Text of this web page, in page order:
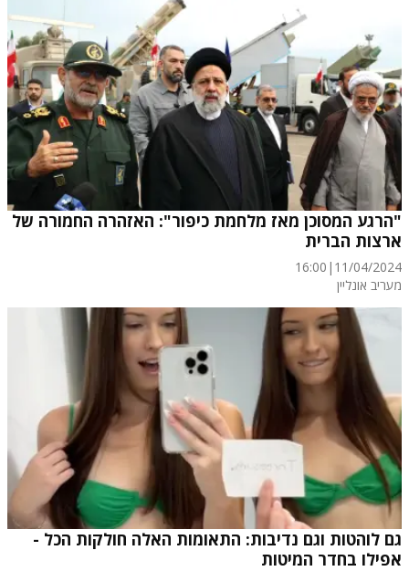
"הרגע המסוכן מאז מלחמת כיפור": האזהרה החמורה של
ארצות הברית
11/04/2024
|
16:00
מעריב אונליין
גם לוהטות וגם נדיבות: התאומות האלה חולקות הכל -
אפילו בחדר המיטות